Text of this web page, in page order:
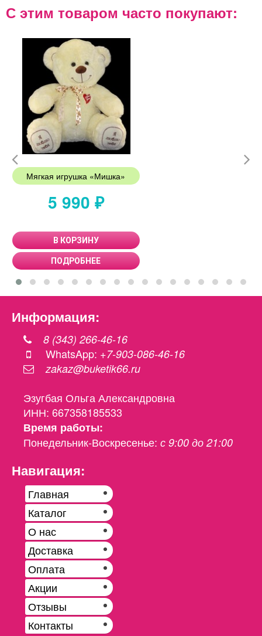
С этим товаром часто покупают:
Мягкая игрушка «Мишка»
5 990 ₽
В КОРЗИНУ
ПОДРОБНЕЕ
Информация:
8 (343) 266-46-16
WhatsApp: +7-903-086-46-16
zakaz@buketik66.ru
Эзугбая Ольга Александровна
ИНН: 667358185533
Время работы:
Понедельник-Воскресенье: с 9:00 до 21:00
Навигация:
Главная
Каталог
О нас
Доставка
Оплата
Акции
Отзывы
Контакты